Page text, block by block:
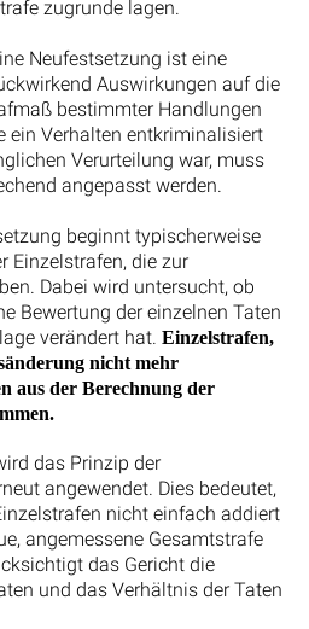
zugrunde lagen.
Neufestsetzung ist eine
Auswirkungen auf die
bestimmter Handlungen
ein Verhalten entkriminalisiert
Verurteilung war, muss
angepasst werden.
beginnt typischerweise
Einzelstrafen, die zur
Dabei wird untersucht, ob
Bewertung der einzelnen Taten
verändert hat. Einzelstrafen,
nicht mehr
aus der Berechnung der
das Prinzip der
angewendet. Dies bedeutet,
nicht einfach addiert
angemessene Gesamtstrafe
das Gericht die
und das Verhältnis der Taten